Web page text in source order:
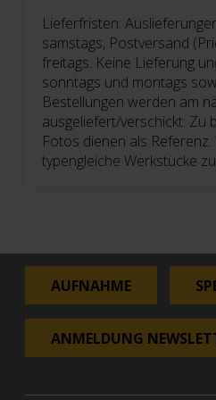
Lieferfristen:
samstags, Postversand
freitags. Keine Lieferung
sonntags und montags
Bestellungen werden am
ausgeliefert/verschickt. Zu
Fotos dienen als
typengleiche Werkstücke
AUFNAHME
ANMELDUNG